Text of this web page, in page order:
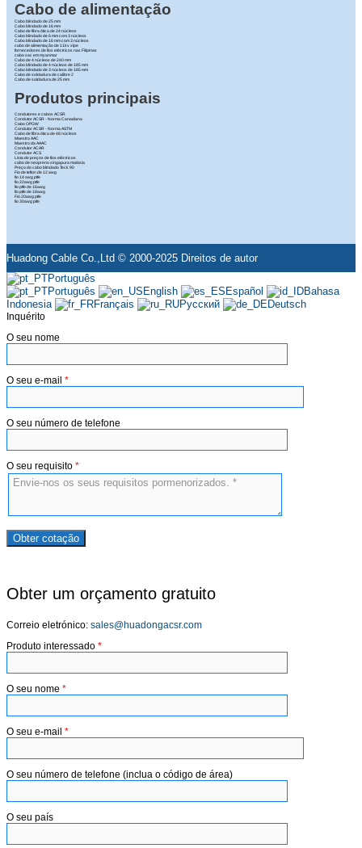
Cabo de alimentação
Cabo blindado de 25 mm
Cabo blindado de 16 mm
Cabo de fibra ótica de 24 núcleos
Cabo blindado de 6 mm com 3 núcleos
Cabo blindado de 16 mm com 3 núcleos
cabo de alimentação de 11kv xlpe
fornecedores de fios eléctricos nas Filipinas
cabo sac em myanmar
Cabo de 4 núcleos de 240 mm
Cabo blindado de 4 núcleos de 185 mm
Cabo blindado de 3 núcleos de 185 mm
Cabo de soldadura de calibre 2
Cabo de soldadura de 25 mm
Produtos principais
Condutores e cabos ACSR
Condutor ACSR - Norma Canadiana
Cabo OPGW
Condutor ACSR - Norma ASTM
Cabo de fibra ótica de 48 núcleos
Maestro AAC
Maestro da AAAC
Condutor ACAR
Condutor ACS
Lista de preços de fios eléctricos
cabo de neopreno singapura malásia
Preço do cabo blindado Teck 90
Fio de teflon de 12 awg
fio 14 awg ptfe
fio 22awg ptfe
fio ptfe de 16awg
fio ptfe de 18awg
Fio 20awg ptfe
fio 30awg ptfe
Huadong Cable Co.,Ltd © 2000-2025 Direitos de autor
Português
Português
English Español
Bahasa
Indonesia
Français Русский Deutsch
Inquérito
O seu nome
O seu e-mail *
O seu número de telefone
O seu requisito *
Obter um orçamento gratuito
Correio eletrónico: sales@huadongacsr.com
Produto interessado *
O seu nome *
O seu e-mail *
O seu número de telefone (inclua o código de área)
O seu país